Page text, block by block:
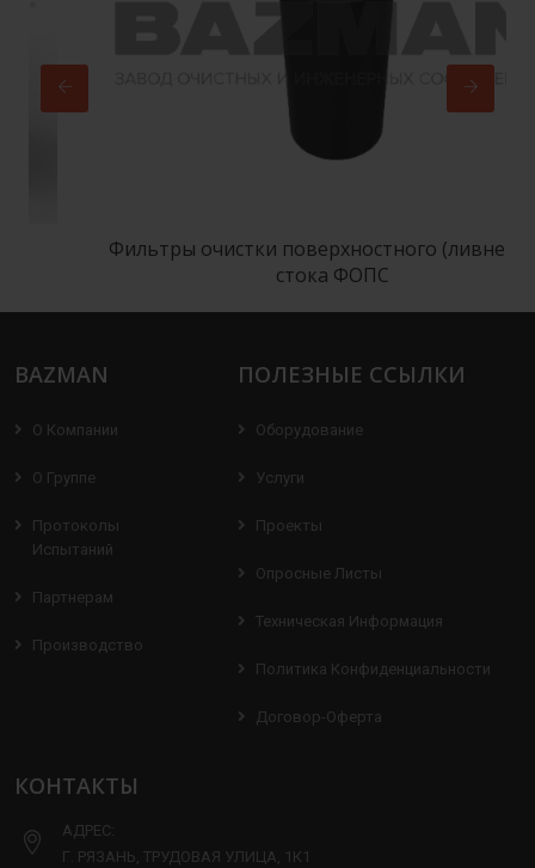
Фильтры очистки поверхностного (ливневого)
стока ФОПС
BAZMAN
О Компании
О Группе
Протоколы
Испытаний
Партнерам
Производство
ПОЛЕЗНЫЕ ССЫЛКИ
Оборудование
Услуги
Проекты
Опросные Листы
Техническая Информация
Политика Конфиденциальности
Договор-Оферта
КОНТАКТЫ
АДРЕС:
Г. РЯЗАНЬ, ТРУДОВАЯ УЛИЦА, 1К1